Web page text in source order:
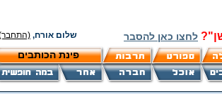
לחצו כאן להסבר שלום אורח,
פינת הכותבים